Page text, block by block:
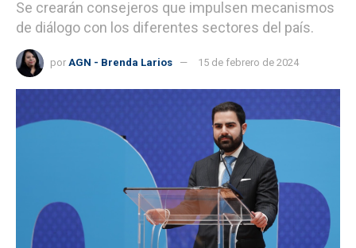
Se crearán consejeros que impulsen mecanismos
de diálogo con los diferentes sectores del país.
por AGN - Brenda Larios 15 de febrero de 2024